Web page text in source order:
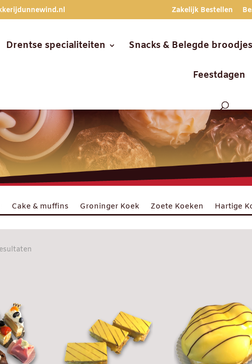
Zakelijk Bestellen
Drentse specialiteiten Snacks & Belegde broodjes
Feestdagen
Cake & muffins Groninger Koek Zoete Koeken Hartige